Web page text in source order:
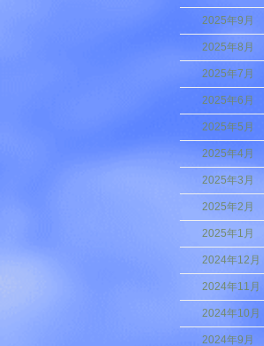
2025年9月
2025年8月
2025年7月
2025年6月
2025年5月
2025年4月
2025年3月
2025年2月
2025年1月
2024年12月
2024年11月
2024年10月
2024年9月